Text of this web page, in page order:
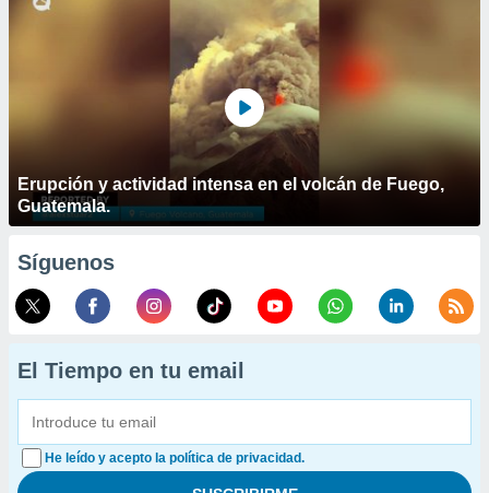
Erupción y actividad intensa en el volcán de Fuego,
Guatemala.
Síguenos
El Tiempo en tu email
He leído y acepto la política de privacidad.